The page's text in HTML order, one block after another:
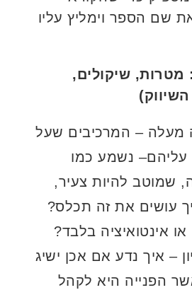
שם הספר וימליץ עליו
מטרות, שיקולים,
מעלה – המרכיבים שעל
עליהם– נשמע כמו
שמוטב להיות צעיר,
עושים את זה תכלס?
אינטואיציה בלבד?
– איך נדע אם אכן ישיג
הפנייה היא לקהל